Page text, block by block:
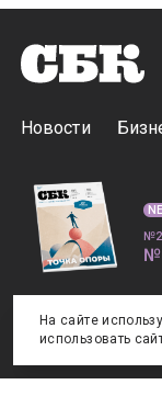
Новости
Москва,
На сайте
использовать